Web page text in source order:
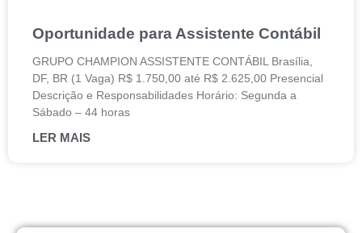
Oportunidade para Assistente Contábil
GRUPO CHAMPION ASSISTENTE CONTÁBIL Brasília,
DF, BR (1 Vaga) R$ 1.750,00 até R$ 2.625,00 Presencial
Descrição e Responsabilidades Horário: Segunda a
Sábado – 44 horas
LER MAIS